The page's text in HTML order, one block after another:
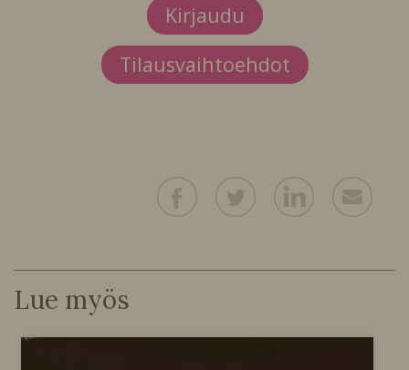
Kirjaudu
Tilausvaihtoehdot
Lue myös